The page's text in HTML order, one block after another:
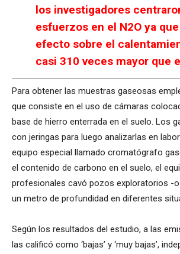
los investigadores
esfuerzos en el N2O ya
efecto sobre el
casi 310 veces mayor que
Para obtener las muestras gaseosas
que consiste en el uso de cámaras
base de hierro enterrada en el suelo. Los
con jeringas para luego analizarlas en
equipo especial llamado cromatógrafo
el contenido de carbono en el suelo, el
profesionales cavó pozos exploratorios -
un metro de profundidad en diferentes
Según los resultados del estudio, a las
las calificó como ‘bajas’ y ‘muy bajas’,